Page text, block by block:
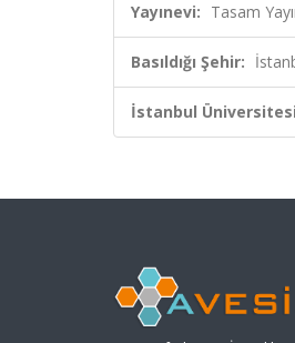
Yayınevi: Tasam
Basıldığı Şehir:
İstanbul